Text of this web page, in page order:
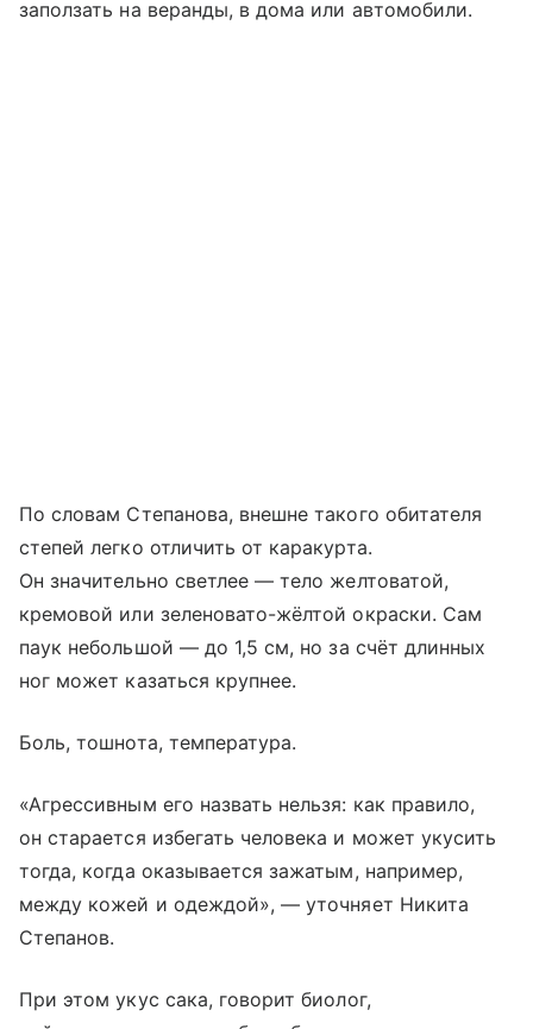
заползать на веранды, в дома или автомобили.
По словам Степанова, внешне такого обитателя
степей легко отличить от каракурта.
Он значительно светлее — тело желтоватой,
кремовой или зеленовато-жёлтой окраски. Сам
паук небольшой — до 1,5 см, но за счёт длинных
ног может казаться крупнее.
Боль, тошнота, температура.
«Агрессивным его назвать нельзя: как правило,
он старается избегать человека и может укусить
тогда, когда оказывается зажатым, например,
между кожей и одеждой», — уточняет Никита
Степанов.
При этом укус сака, говорит биолог,